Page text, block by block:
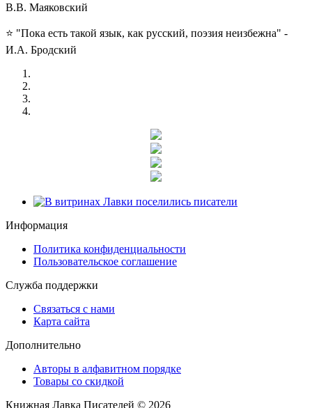
В.В. Маяковский
⭐ "Пока есть такой язык, как русский, поэзия неизбежна" -
И.А. Бродский
Информация
Политика конфиденциальности
Пользовательское соглашение
Служба поддержки
Связаться с нами
Карта сайта
Дополнительно
Авторы в алфавитном порядке
Товары со скидкой
Книжная Лавка Писателей © 2026